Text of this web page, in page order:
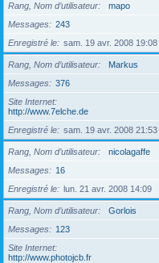
Rang, Nom d’utilisateur
mapo
Messages
243
Enregistré le
sam. 19 avr. 2008 19:08
Rang, Nom d’utilisateur
Markus
Messages
376
Site Internet
http://www.7elche.de
Enregistré le
sam. 19 avr. 2008 21:53
Rang, Nom d’utilisateur
nicolagaffe
Messages
16
Enregistré le
lun. 21 avr. 2008 14:09
Rang, Nom d’utilisateur
Gorlois
Messages
123
Site Internet
http://www.photojcb.fr